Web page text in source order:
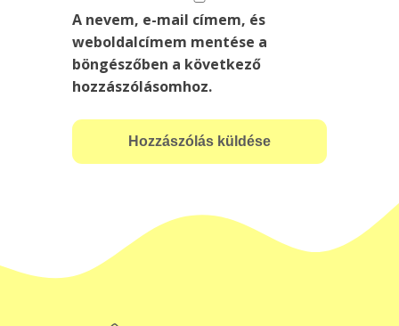
A nevem, e-mail címem, és
weboldalcímem mentése a
böngészőben a következő
hozzászólásomhoz.